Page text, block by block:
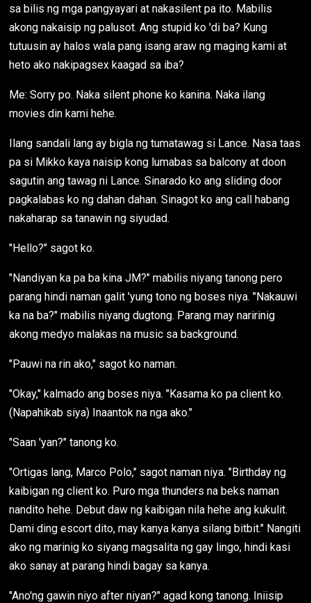
sa bilis ng mga pangyayari at nakasilent pa ito. Mabilis
akong nakaisip ng palusot. Ang stupid ko 'di ba? Kung
tutuusin ay halos wala pang isang araw ng maging kami at
heto ako nakipagsex kaagad sa iba?
Me: Sorry po. Naka silent phone ko kanina. Naka ilang
movies din kami hehe.
Ilang sandali lang ay bigla ng tumatawag si Lance. Nasa taas
pa si Mikko kaya naisip kong lumabas sa balcony at doon
sagutin ang tawag ni Lance. Sinarado ko ang sliding door
pagkalabas ko ng dahan dahan. Sinagot ko ang call habang
nakaharap sa tanawin ng siyudad.
"Hello?" sagot ko.
"Nandiyan ka pa ba kina JM?" mabilis niyang tanong pero
parang hindi naman galit 'yung tono ng boses niya. "Nakauwi
ka na ba?" mabilis niyang dugtong. Parang may naririnig
akong medyo malakas na music sa background.
"Pauwi na rin ako," sagot ko naman.
"Okay," kalmado ang boses niya. "Kasama ko pa client ko.
(Napahikab siya) Inaantok na nga ako."
"Saan 'yan?" tanong ko.
"Ortigas lang, Marco Polo," sagot naman niya. "Birthday ng
kaibigan ng client ko. Puro mga thunders na beks naman
nandito hehe. Debut daw ng kaibigan nila hehe ang kukulit.
Dami ding escort dito, may kanya kanya silang bitbit." Nangiti
ako ng marinig ko siyang magsalita ng gay lingo, hindi kasi
ako sanay at parang hindi bagay sa kanya.
"Ano'ng gawin niyo after niyan?" agad kong tanong. Iniisip